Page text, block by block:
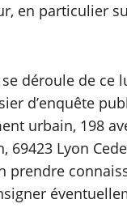
en particulier
déroule de
d’enquête
urbain, 198
69423 Lyon
prendre